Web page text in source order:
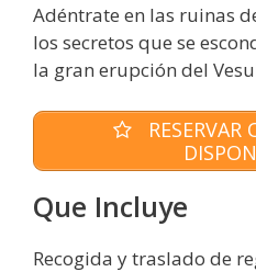
Adéntrate en las ruinas
los secretos que se
la gran erupción del
RESERVAR
Que Incluye
Recogida y traslado de